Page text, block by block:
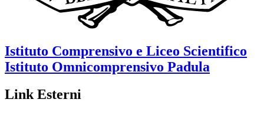
Istituto Comprensivo e Liceo Scientifico
Istituto Omnicomprensivo Padula
Link Esterni